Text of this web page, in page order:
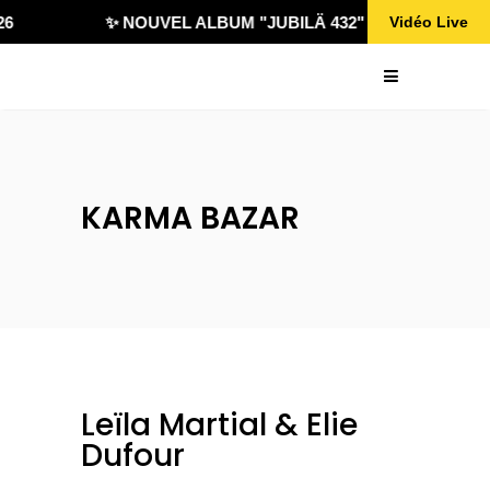
✨ NOUVEL ALBUM "JUBILÄ 432" DISPONIBLE !
Vidéo Live
KARMA BAZAR
Leïla Martial & Elie
Dufour